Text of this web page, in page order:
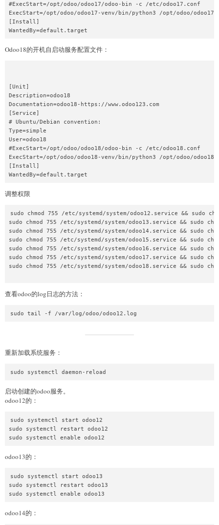
#ExecStart=/opt/odoo/odoo17/odoo-bin -c /etc/odoo17.conf
ExecStart=/opt/odoo/odoo17-venv/bin/python3 /opt/odoo/
[Install]
Odoo18的开机自启动服务配置文件：
[Unit]
Description=odoo18
Documentation=odoo18-https://www.odoo123.com
[Service]
# Ubuntu/Debian convention:
Type=simple
User=odoo18
#ExecStart=/opt/odoo/odoo18/odoo-bin -c /etc/odoo18.conf
ExecStart=/opt/odoo/odoo18-venv/bin/python3 /opt/odoo/
[Install]
调整权限
sudo chmod 755 /etc/systemd/system/odoo12.service && sudo
sudo chmod 755 /etc/systemd/system/odoo13.service && sudo
sudo chmod 755 /etc/systemd/system/odoo14.service && sudo
sudo chmod 755 /etc/systemd/system/odoo15.service && sudo
sudo chmod 755 /etc/systemd/system/odoo16.service && sudo
sudo chmod 755 /etc/systemd/system/odoo17.service && sudo
sudo chmod 755 /etc/systemd/system/odoo18.service && sudo
查看odoo的log日志的方法：
重新加载系统服务：
启动创建的odoo服务。
odoo12的：
sudo systemctl start odoo12
sudo systemctl restart odoo12
odoo13的：
sudo systemctl start odoo13
sudo systemctl restart odoo13
odoo14的：